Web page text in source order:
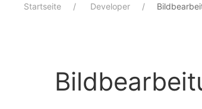
Startseite Developer